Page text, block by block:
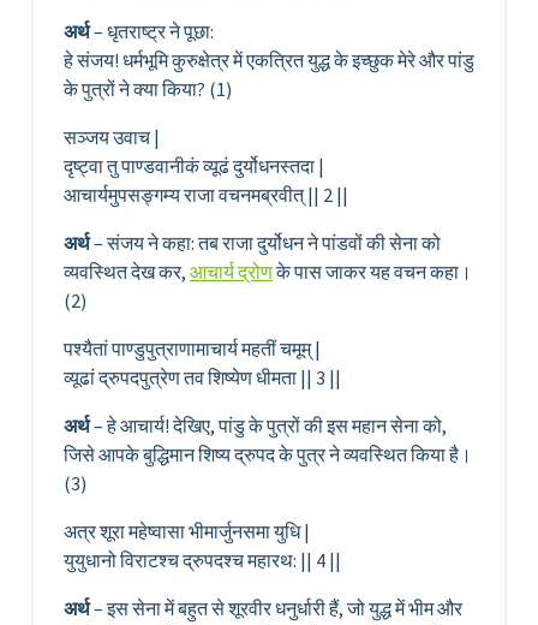
अर्थ– धृतराष्ट्र ने पूछा:
हे संजय! धर्मभूमि कुरुक्षेत्र में एकत्रित युद्ध के इच्छुक मेरे और पांडु
के पुत्रों ने क्या किया? (1)
सञ्जय उवाच |
दृष्ट्वा तु पाण्डवानीकं व्यूढं दुर्योधनस्तदा |
आचार्यमुपसङ्गम्य राजा वचनमब्रवीत् || 2 ||
अर्थ– संजय ने कहा: तब राजा दुर्योधन ने पांडवों की सेना को
व्यवस्थित देख कर, आचार्य द्रोणके पास जाकर यह वचन कहा।
(2)
पश्यैतां पाण्डुपुत्राणामाचार्य महतीं चमूम् |
व्यूढां द्रुपदपुत्रेण तव शिष्येण धीमता || 3 ||
अर्थ– हे आचार्य! देखिए, पांडु के पुत्रों की इस महान सेना को,
जिसे आपके बुद्धिमान शिष्य द्रुपद के पुत्र ने व्यवस्थित किया है।
(3)
अत्र शूरा महेष्वासा भीमार्जुनसमा युधि |
युयुधानो विराटश्च द्रुपदश्च महारथ: || 4 ||
अर्थ– इस सेना में बहुत से शूरवीर धनुर्धारी हैं, जो युद्ध में भीम और